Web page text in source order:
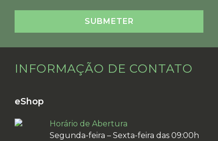
INFORMAÇÃO DE CONTATO
eShop
Horário de Abertura
Segunda-feira – Sexta-feira das 09:00h